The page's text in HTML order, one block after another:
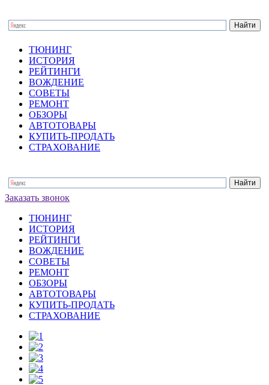
ТЮНИНГ
ИСТОРИЯ
РЕЙТИНГИ
ВОЖДЕНИЕ
СОВЕТЫ
РЕМОНТ
ОБЗОРЫ
АВТОТОВАРЫ
КУПИТЬ-ПРОДАТЬ
СТРАХОВАНИЕ
Заказать звонок
ТЮНИНГ
ИСТОРИЯ
РЕЙТИНГИ
ВОЖДЕНИЕ
СОВЕТЫ
РЕМОНТ
ОБЗОРЫ
АВТОТОВАРЫ
КУПИТЬ-ПРОДАТЬ
СТРАХОВАНИЕ